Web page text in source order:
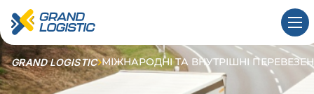
GRAND LOGISTIC МІЖНАРОДНІ ТА ВНУТРІШНІ